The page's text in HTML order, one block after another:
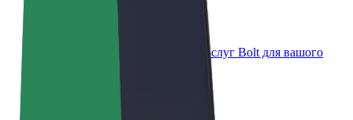
Bolt for Business
Масштабування продуктів та послуг Bolt для вашого